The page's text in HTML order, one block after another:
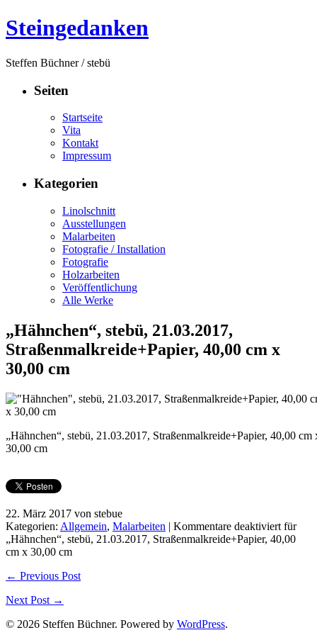
Steingedanken
Steffen Büchner / stebü
Seiten
Startseite
Vita
Kontakt
Impressum
Kategorien
Linolschnitt
Ausstellungen
Malarbeiten
Fotografie / Installation
Fotografie
Holzarbeiten
Veröffentlichung
Alle Werke
„Hähnchen“, stebü, 21.03.2017,
Straßenmalkreide+Papier, 40,00 cm x
30,00 cm
„Hähnchen“, stebü, 21.03.2017, Straßenmalkreide+Papier, 40,00 cm
30,00 cm
22. März 2017 von stebue
Kategorien: Allgemein, Malarbeiten | Kommentare deaktiviert für
„Hähnchen“, stebü, 21.03.2017, Straßenmalkreide+Papier, 40,00
cm x 30,00 cm
← Previous Post
Next Post →
© 2026 Steffen Büchner. Powered by WordPress.